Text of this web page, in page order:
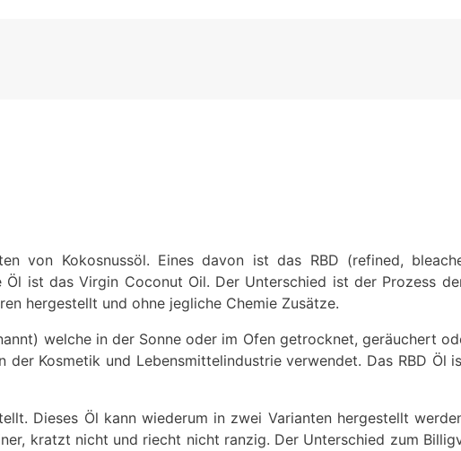
von Kokosnussöl. Eines davon ist das RBD (refined,
ist das Virgin Coconut Oil. Der Unterschied ist der Prozess
hergestellt und ohne jegliche Chemie Zusätze.
welche in der Sonne oder im Ofen getrocknet, geräuchert
Kosmetik und Lebensmittelindustrie verwendet. Das RBD Öl
Dieses Öl kann wiederum in zwei Varianten hergestellt
kratzt nicht und riecht nicht ranzig. Der Unterschied zum